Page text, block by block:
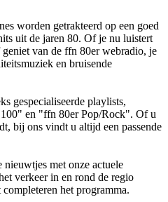
worden getrakteerd op een goed
uit de jaren 80. Of je nu luistert
van de ffn 80er webradio, je
en bruisende
gespecialiseerde playlists,
en "ffn 80er Pop/Rock". Of u
bij ons vindt u altijd een passende
met onze actuele
verkeer in en rond de regio
het programma.